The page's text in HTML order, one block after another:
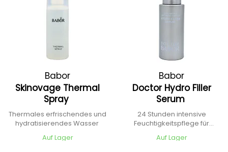
Babor
Skinovage Thermal
Spray
Thermales erfrischendes und
hydratisierendes Wasser
Auf Lager
Babor
Doctor Hydro Filler
Serum
24 Stunden intensive
Feuchtigkeitspflege für
Auf Lager